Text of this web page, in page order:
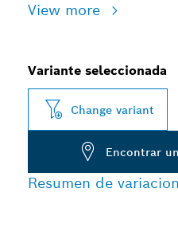
View more
Variante seleccionada
Change variant
Encontrar
Resumen de